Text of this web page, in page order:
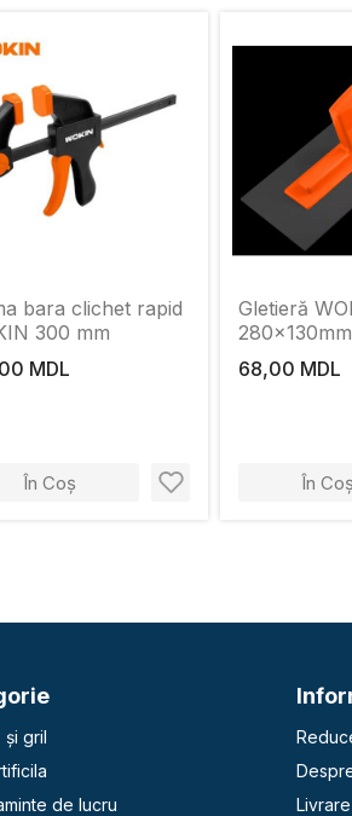
bara clichet rapid
300 mm
MDL
În Coș
Gletieră
280x130mm
68,00 MDL
În Coș
și gril
de lucru
Livrare